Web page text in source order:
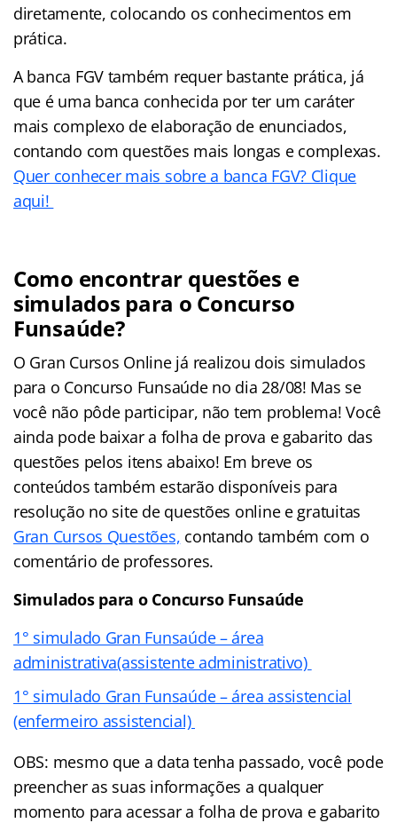
diretamente, colocando os conhecimentos em
prática.
A banca FGV também requer bastante prática, já
que é uma banca conhecida por ter um caráter
mais complexo de elaboração de enunciados,
contando com questões mais longas e complexas.
Quer conhecer mais sobre a banca FGV? Clique
aqui!
Como encontrar questões e
simulados para o Concurso
Funsaúde?
O Gran Cursos Online já realizou dois simulados
para o Concurso Funsaúde no dia 28/08! Mas se
você não pôde participar, não tem problema! Você
ainda pode baixar a folha de prova e gabarito das
questões pelos itens abaixo! Em breve os
conteúdos também estarão disponíveis para
resolução no site de questões online e gratuitas
Gran Cursos Questões, contando também com o
comentário de professores.
Simulados para o Concurso Funsaúde
1° simulado Gran Funsaúde – área
administrativa(assistente administrativo)
1° simulado Gran Funsaúde – área assistencial
(enfermeiro assistencial)
OBS: mesmo que a data tenha passado, você pode
preencher as suas informações a qualquer
momento para acessar a folha de prova e gabarito